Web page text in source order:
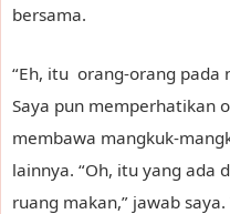
bersama.
“Eh, itu orang-orang pada
Saya pun memperhatikan
membawa mangkuk-
lainnya. “Oh, itu yang ada
ruang makan,” jawab